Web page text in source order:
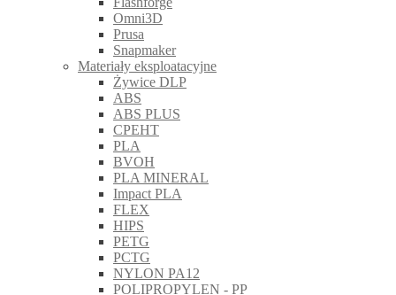
Omni3D
Prusa
Snapmaker
Materiały eksploatacyjne
Żywice DLP
ABS
ABS PLUS
CPEHT
PLA
BVOH
PLA MINERAL
Impact PLA
FLEX
HIPS
PETG
PCTG
NYLON PA12
POLIPROPYLEN - PP